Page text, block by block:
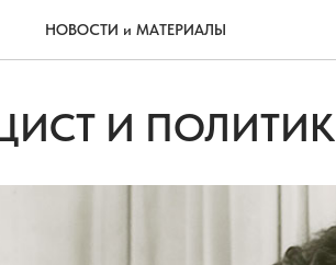
НОВОСТИ и МАТЕРИАЛЫ
И ПОЛИТИК